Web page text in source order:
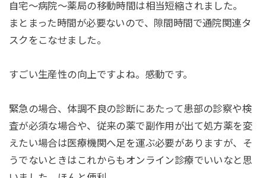
自宅～病院～薬局の移動時間は相当短縮されました。
まとまった時間が必要ないので、隙間時間で通院関連タ
スクをこなせました。
すごい生産性の向上ですよね。感動です。
緊急の場合、体調不良の診断にあたって患部の診察や検
査が必須な場合や、従来の薬で副作用が出て処方薬を変
えたい場合は医療機関へ足を運ぶ必要がありますが、そ
うでないときはこれからもオンライン診療でいいなと思